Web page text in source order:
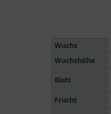
Wuchs
Wuchshöhe
Blatt
Frucht